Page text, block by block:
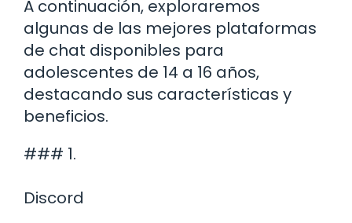
A continuación, exploraremos
algunas de las mejores plataformas
de chat disponibles para
adolescentes de 14 a 16 años,
destacando sus características y
beneficios.
### 1.
Discord